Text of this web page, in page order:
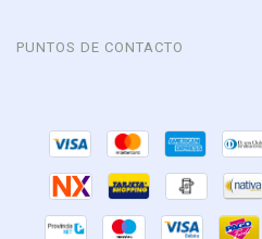
PUNTOS DE CONTACTO